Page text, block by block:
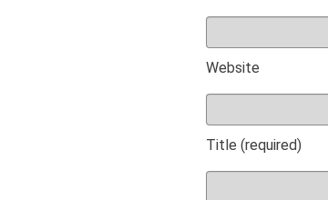
Website
Title (required)